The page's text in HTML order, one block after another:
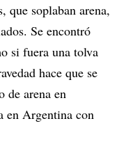
que soplaban arena,
Se encontró
si fuera una tolva
hace que se
de arena en
en Argentina con